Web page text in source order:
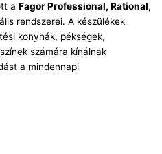
a Fagor Professional, Rational,
rendszerei. A készülékek
konyhák, pékségek,
számára kínálnak
a mindennapi